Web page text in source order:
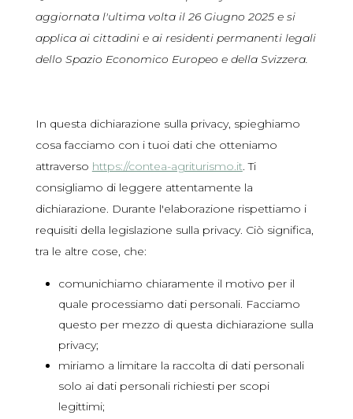
aggiornata l'ultima volta il 26 Giugno 2025 e si
applica ai cittadini e ai residenti permanenti legali
dello Spazio Economico Europeo e della Svizzera.
In questa dichiarazione sulla privacy, spieghiamo
cosa facciamo con i tuoi dati che otteniamo
attraverso https://contea-agriturismo.it. Ti
consigliamo di leggere attentamente la
dichiarazione. Durante l'elaborazione rispettiamo i
requisiti della legislazione sulla privacy. Ciò significa,
tra le altre cose, che:
comunichiamo chiaramente il motivo per il
quale processiamo dati personali. Facciamo
questo per mezzo di questa dichiarazione sulla
privacy;
miriamo a limitare la raccolta di dati personali
solo ai dati personali richiesti per scopi
legittimi;